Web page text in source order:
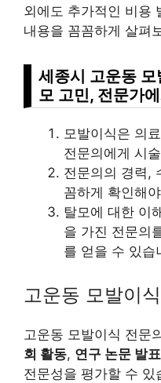
외에도 추가적인 비용
내용을 꼼꼼하게 살펴
세종시 고운동
모 고민, 전문가
모발이식은 의
전문의에게 시
전문의의 경력,
꼼하게 확인해
탈모에 대한 이
을 가진 전문의
를 얻을 수 있습
고운동 모발이
고운동 모발이식 전문
회 활동, 연구 논문 발표
전문성을 평가할 수 있